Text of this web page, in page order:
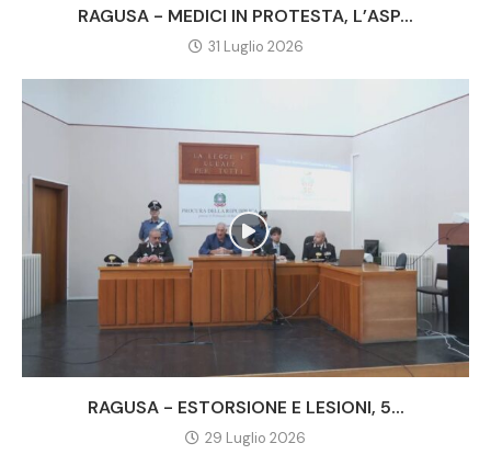
RAGUSA - MEDICI IN PROTESTA, L’ASP...
31 Luglio 2026
RAGUSA - ESTORSIONE E LESIONI, 5...
29 Luglio 2026